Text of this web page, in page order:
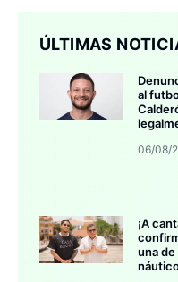
ÚLTIMAS
al
06/08/
¡A
una